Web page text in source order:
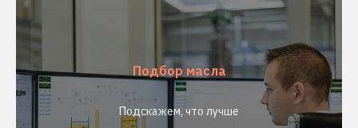
Подбор масла
Подскажем, что лучше